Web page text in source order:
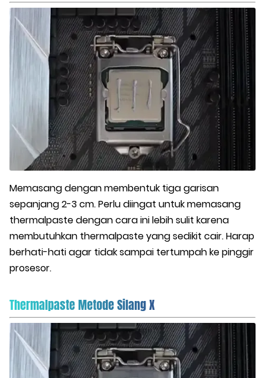
Memasang dengan membentuk tiga garisan
sepanjang 2-3 cm. Perlu diingat untuk memasang
thermalpaste dengan cara ini lebih sulit karena
membutuhkan thermalpaste yang sedikit cair. Harap
berhati-hati agar tidak sampai tertumpah ke pinggir
prosesor.
Thermalpaste Metode Silang X